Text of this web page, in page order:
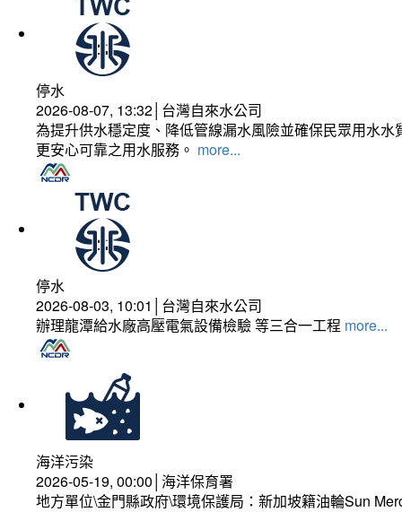
停水
2026-08-07, 13:32│台灣自來水公司
為提升供水穩定度、降低管線漏水風險並確保民眾用水
更安心可靠之用水服務。 more...
停水
2026-08-03, 10:01│台灣自來水公司
辦理龍潭給水廠高壓電氣設備檢驗 等三合一工程 more...
海洋污染
2026-05-19, 00:00│海洋保育署
地方單位\金門縣政府\環境保護局：新加坡籍油輪Sun